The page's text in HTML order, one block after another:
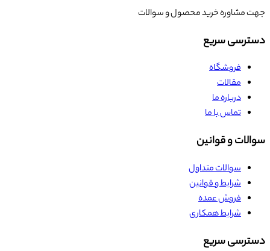
جهت مشاوره خرید محصول و سوالات
دسترسی سریع
فروشگاه
مقالات
درباره ما
تماس با ما
سوالات و قوانین
سوالات متداول
شرایط و قوانین
فروش عمده
شرایط همکاری
دسترسی سریع